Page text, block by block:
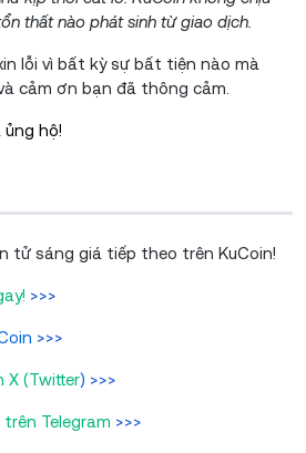
thất nào phát sinh từ giao dịch.
lỗi vì bất kỳ sự bất tiện nào mà
cảm ơn bạn đã thông cảm.
hộ!
tử sáng giá tiếp theo trên KuCoin!
>>>
>>>
X (Twitter) >>>
Telegram >>>